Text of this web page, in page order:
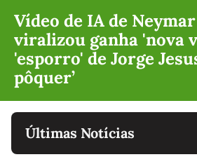
Vídeo de IA de
viralizou ganha 'nova
'esporro' de Jorge
pôquer’
Últimas Notícias